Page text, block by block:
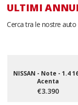
ULTIMI
Cerca tra le nostre
NISSAN - Note - 1.4
Acenta
€3.390